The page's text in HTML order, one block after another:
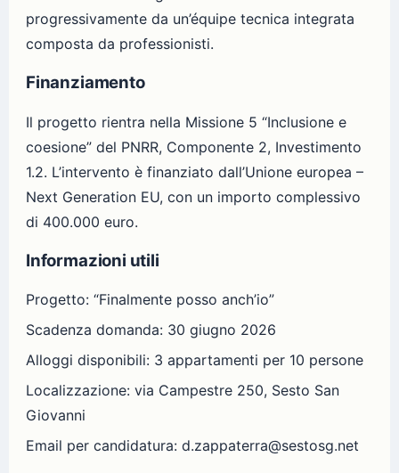
progressivamente da un’équipe tecnica integrata
composta da professionisti.
Finanziamento
Il progetto rientra nella Missione 5 “Inclusione e
coesione” del PNRR, Componente 2, Investimento
1.2. L’intervento è finanziato dall’Unione europea –
Next Generation EU, con un importo complessivo
di 400.000 euro.
Informazioni utili
Progetto: “Finalmente posso anch’io”
Scadenza domanda: 30 giugno 2026
Alloggi disponibili: 3 appartamenti per 10 persone
Localizzazione: via Campestre 250, Sesto San
Giovanni
Email per candidatura: d.zappaterra@sestosg.net